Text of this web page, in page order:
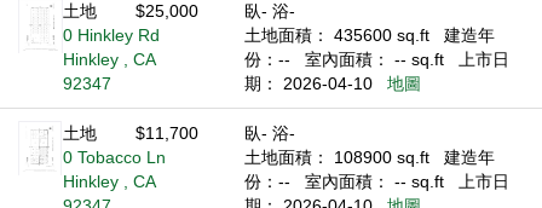
土地
$25,000
0 Hinkley Rd
Hinkley , CA
92347
臥- 浴-
土地面積： 435600 sq.ft
建造年
份：--
室內面積： -- sq.ft
上市日
期： 2026-04-10
地圖
土地
$11,700
0 Tobacco Ln
Hinkley , CA
臥- 浴-
土地面積： 108900 sq.ft
建造年
份：--
室內面積： -- sq.ft
上市日